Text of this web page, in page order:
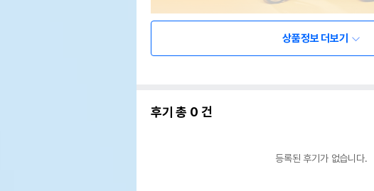
상품정보 더보기
후기 총 0 건
등록된 후기가 없습니다.